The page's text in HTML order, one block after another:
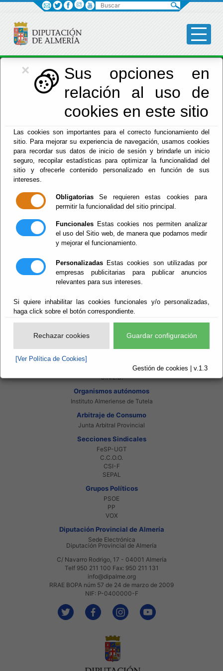
×
Sus opciones en
relación al uso de
cookies en este sitio
Las cookies son importantes para el correcto funcionamiento del
sitio. Para mejorar su experiencia de navegación, usamos cookies
para recordar sus datos de inicio de sesión y brindarle un inicio
seguro, recopilar estadísticas para optimizar la funcionalidad del
sitio y ofrecerle contenido personalizado en función de sus
intereses.
Obligatorias Se requieren estas cookies para
permitir la funcionalidad del sitio principal.
Funcionales Estas cookies nos permiten analizar
el uso del Sitio web, de manera que podamos medir
y mejorar el funcionamiento.
Personalizadas Estas cookies son utilizadas por
empresas publicitarias para publicar anuncios
relevantes para sus intereses.
Si quiere inhabilitar las cookies funcionales y/o personalizadas,
haga click sobre el botón correspondiente.
Rechazar cookies Guardar configuración
[Ver Política de Cookies]
Gestión de cookies | v.1.3
Economía
Menú Hacienda
Hacienda Municipal
Red Provincial
Intranet Adheridos
Intranet Beneficiarios
Servicios EE.LL.
Enlaces de interés
Beneficiarios Red Provincial
Punto de Informacion del Catastro
Ministerio de Administraciones Públicas
Junta de Andalucia
Consorcios
Bomberos Levante
Almanzora Levante R.T.R.S.U.
Gestión de Residuos Sector-II
U.N.E.D.
Organismos autónomos
Instituto Almeriense de Tutela
Arbitraje de Consumo
Junta Arbitral Provincial
Secciones Sindicales
FeSP-UGT
C.C.O.O.
CSI-F
SEPAL
Grupos Políticos
PSOE
PP
VOX
Diputación Provincial de Almería
Sede Electrónica
Diputación Provincial de Almería
C/ Navarro Rodrigo, 17 - 04001 Almería
Telf 950 211 100 Fax: 950 211 131
info@dipalme.org
RRAE BOPA núm 57 de 24 de marzo de 2009
NIF: P-0400000-F
Buscar